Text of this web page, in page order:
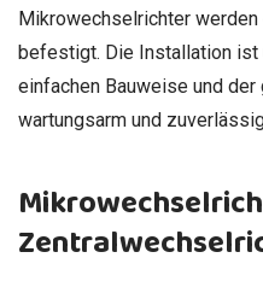
Mikrowechselrichter
befestigt. Die Installation ist
einfachen Bauweise und
wartungsarm und